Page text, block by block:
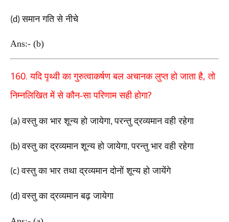
(d)समान गति से नीचे
Ans:- (b)
160.यदि पृथ्वी का गुरुत्वाकर्षण बल अचानक लुप्त हो जाता है,तो
निम्नलिखित में से कौन-सा परिणाम सही होगा?
(a)वस्तु का भार शून्य हो जायेगा,परन्तु द्रव्यमान वही रहेगा
(b)वस्तु का द्रव्यमान शून्य हो जायेगा,परन्तु भार वही रहेगा
(c)वस्तु का भार तथा द्रव्यमान दोनों शून्य हो जायेंगे
(d)वस्तु का द्रव्यमान बढ़ जायेगा